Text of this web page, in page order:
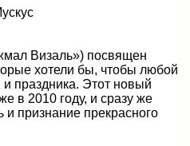
Визаль») посвящен
хотели бы, чтобы любой
праздника. Этот новый
в 2010 году, и сразу же
признание прекрасного